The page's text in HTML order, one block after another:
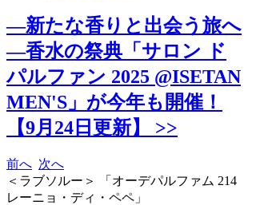
―新たな香りと出会う旅へ
―香水の祭典「サロン ド
パルファン 2025 @ISETAN
MEN'S」が今年も開催！
【9月24日更新】 >>
前へ 次へ
＜ラブソルー＞ 「オーデパルファム 214
レーニョ・ディ・ペペ」